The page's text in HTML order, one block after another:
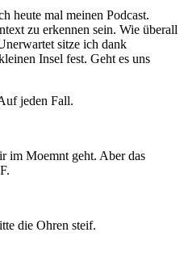
heute mal meinen Podcast.
zu erkennen sein. Wie überall
sitze ich dank
Insel fest. Geht es uns
jeden Fall.
im Moemnt geht. Aber das
die Ohren steif.